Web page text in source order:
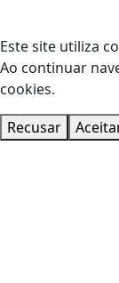
Este site utiliza
Ao continuar
cookies.
Recusar